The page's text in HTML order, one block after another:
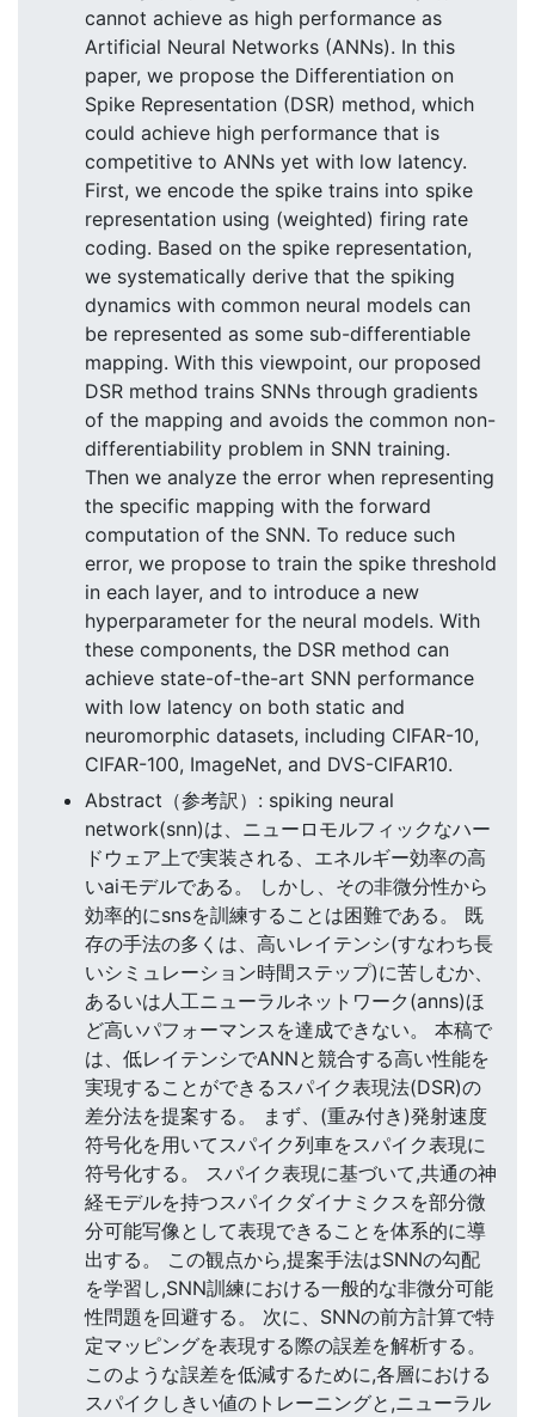
cannot achieve as high performance as
Artificial Neural Networks (ANNs). In this
paper, we propose the Differentiation on
Spike Representation (DSR) method, which
could achieve high performance that is
competitive to ANNs yet with low latency.
First, we encode the spike trains into spike
representation using (weighted) firing rate
coding. Based on the spike representation,
we systematically derive that the spiking
dynamics with common neural models can
be represented as some sub-differentiable
mapping. With this viewpoint, our proposed
DSR method trains SNNs through gradients
of the mapping and avoids the common non-
differentiability problem in SNN training.
Then we analyze the error when representing
the specific mapping with the forward
computation of the SNN. To reduce such
error, we propose to train the spike threshold
in each layer, and to introduce a new
hyperparameter for the neural models. With
these components, the DSR method can
achieve state-of-the-art SNN performance
with low latency on both static and
neuromorphic datasets, including CIFAR-10,
CIFAR-100, ImageNet, and DVS-CIFAR10.
Abstract（参考訳）: spiking neural
network(snn)は、ニューロモルフィックなハー
ドウェア上で実装される、エネルギー効率の高
いaiモデルである。 しかし、その非微分性から
効率的にsnsを訓練することは困難である。 既
存の手法の多くは、高いレイテンシ(すなわち長
いシミュレーション時間ステップ)に苦しむか、
あるいは人工ニューラルネットワーク(anns)ほ
ど高いパフォーマンスを達成できない。 本稿で
は、低レイテンシでANNと競合する高い性能を
実現することができるスパイク表現法(DSR)の
差分法を提案する。 まず、(重み付き)発射速度
符号化を用いてスパイク列車をスパイク表現に
符号化する。 スパイク表現に基づいて,共通の神
経モデルを持つスパイクダイナミクスを部分微
分可能写像として表現できることを体系的に導
出する。 この観点から,提案手法はSNNの勾配
を学習し,SNN訓練における一般的な非微分可能
性問題を回避する。 次に、SNNの前方計算で特
定マッピングを表現する際の誤差を解析する。
このような誤差を低減するために,各層における
スパイクしきい値のトレーニングと,ニューラル